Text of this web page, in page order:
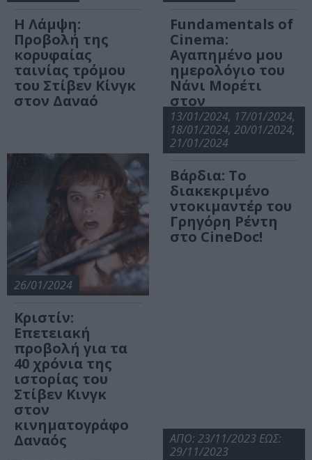
Η Λάμψη:
Προβολή της
κορυφαίας
ταινίας τρόμου
του Στίβεν Κίνγκ
στον Δαναό
Fundamentals of
Cinema:
Αγαπημένο μου
ημερολόγιο του
Νάνι Μορέτι
στον
κινηματογράφο
Δαναός
26/01/2024
Κριστίν:
Επετειακή
προβολή για τα
40 χρόνια της
ιστορίας του
Στίβεν Κινγκ
στον
κινηματογράφο
Δαναός
13/01/2024, 17/01/2024,
18/01/2024, 20/01/2024,
21/01/2024
Βάρδια: Το
διακεκριμένο
ντοκιμαντέρ του
Γρηγόρη Ρέντη
στο CineDoc!
ΑΠΟ: 23/11/2023 ΕΩΣ:
29/11/2023